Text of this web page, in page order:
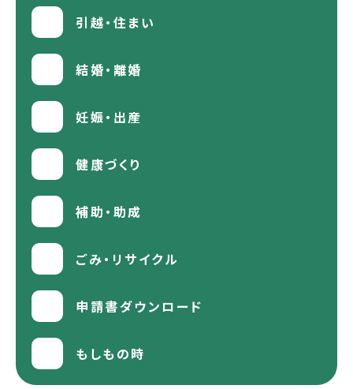
引越・住まい
結婚・離婚
妊娠・出産
健康づくり
補助・助成
ごみ・リサイクル
申請書ダウンロード
もしもの時